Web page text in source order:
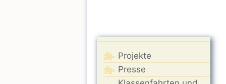
Projekte
Presse